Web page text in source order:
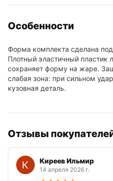
Особенности
Форма комплекта сделана
Плотный эластичный пластик
сохраняет форму на жаре.
слабая зона: при сильном
кузовная деталь.
Отзывы
Киреев Ильмир
14 апреля 2026 г.